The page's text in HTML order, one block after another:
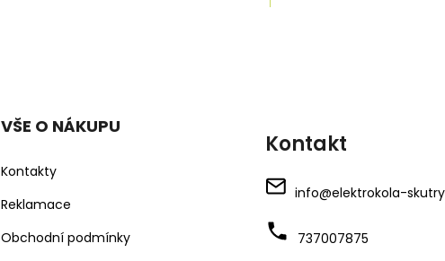
VŠE O NÁKUPU
Kontakty
Reklamace
Obchodní podmínky
Kontakt
info@elektrokola-
737007875